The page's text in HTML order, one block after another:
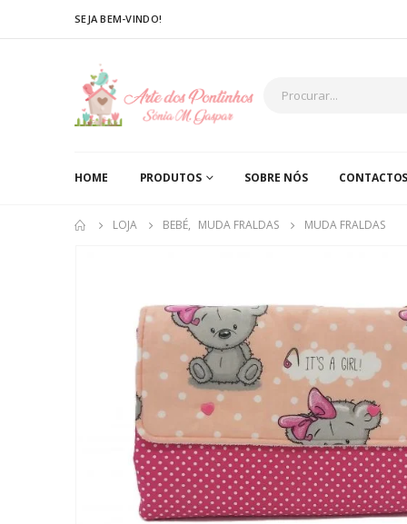
SEJA BEM-VINDO!
HOME PRODUTOS SOBRE NÓS CONTACTOS
LOJA BEBÉ, MUDA FRALDAS MUDA FRALDAS